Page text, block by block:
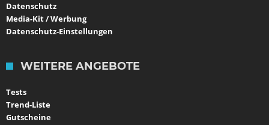
Datenschutz
Media-Kit / Werbung
Datenschutz-Einstellungen
WEITERE ANGEBOTE
Tests
Trend-Liste
Gutscheine